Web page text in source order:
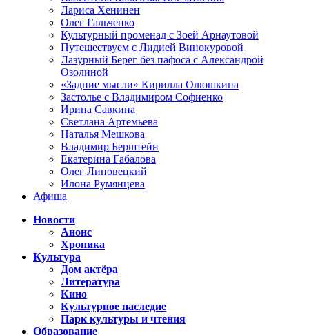
Лариса Хенинен
Олег Гальченко
Культурный променад с Зоей Арнаутовой
Путешествуем с Лидией Винокуровой
Лазурный Берег без пафоса с Александрой
Озолиной
«Задние мысли» Кирилла Олюшкина
Застолье с Владимиром Софиенко
Ирина Савкина
Светлана Артемьева
Наталья Мешкова
Владимир Берштейн
Екатерина Габалова
Олег Липовецкий
Илона Румянцева
Афиша
Новости
Анонс
Хроника
Культура
Дом актёра
Литература
Кино
Культурное наследие
Парк культуры и чтения
Образование